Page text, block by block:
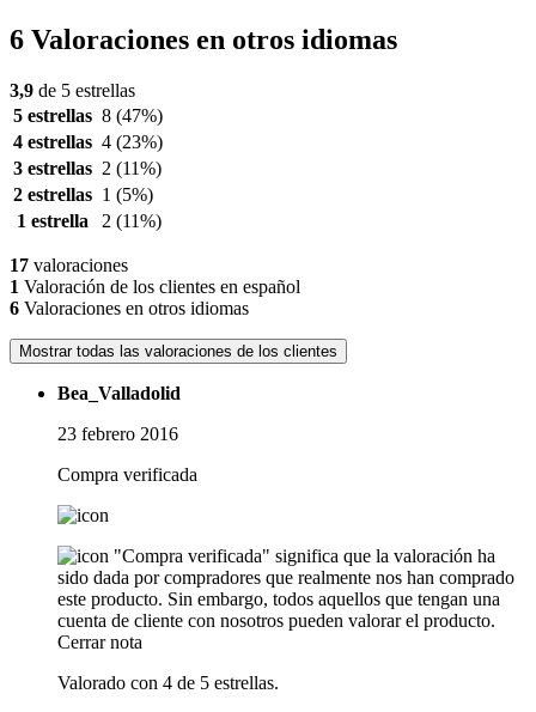
6 Valoraciones en otros idiomas
3,9 de 5 estrellas
5 estrellas 8 (47%)
4 estrellas 4 (23%)
3 estrellas 2 (11%)
2 estrellas 1 (5%)
1 estrella
2 (11%)
17 valoraciones
1 Valoración de los clientes en español
6 Valoraciones en otros idiomas
Mostrar todas las valoraciones de los clientes
Bea_Valladolid
23 febrero 2016
Compra verificada
"Compra verificada" significa que la valoración ha
sido dada por compradores que realmente nos han comprado
este producto. Sin embargo, todos aquellos que tengan una
cuenta de cliente con nosotros pueden valorar el producto.
Cerrar nota
Valorado con 4 de 5 estrellas.